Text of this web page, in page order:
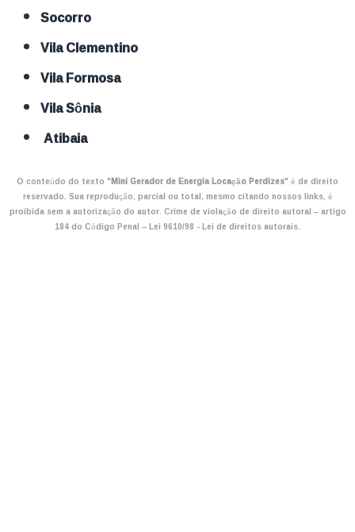
Socorro
Vila Clementino
Vila Formosa
Vila Sônia
Atibaia
O conteúdo do texto "Mini Gerador de Energia Locação Perdizes" é de direito
reservado. Sua reprodução, parcial ou total, mesmo citando nossos links, é
proibida sem a autorização do autor. Crime de violação de direito autoral – artigo
184 do Código Penal –Lei 9610/98 - Lei de direitos autorais.